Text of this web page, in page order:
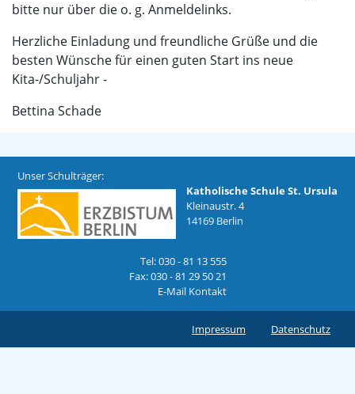
bitte nur über die o. g. Anmeldelinks.
Herzliche Einladung und freundliche Grüße und die
besten Wünsche für einen guten Start ins neue
Kita-/Schuljahr -
Bettina Schade
Unser Schulträger:
Katholische Schule St. Ursula
Kleinaustr. 4
14169 Berlin
Tel: 030 - 81 13 555
Fax: 030 - 81 29 50 21
E-Mail Kontakt
Impressum Datenschutz